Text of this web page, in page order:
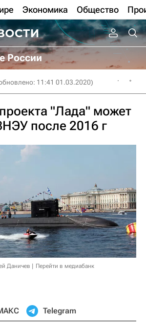
Экономика Общество
России
11:41 01.03.2020)
"Лада" может
после 2016 г
Даничев Перейти в медиабанк
Telegram